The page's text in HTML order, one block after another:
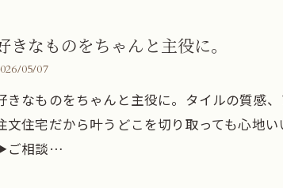
きなものをちゃんと主役に。
05/07
きなものをちゃんと主役に。タイルの質感
文住宅だから叶うどこを切り取っても心地
ご相談…